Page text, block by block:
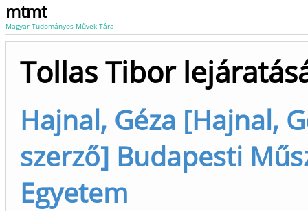
mtmt
Magyar Tudományos Művek Tára
Tollas Tibor
Hajnal, Géza [Hajnal,
szerző] Budapesti
Egyetem